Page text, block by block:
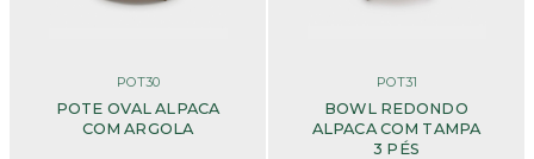
POT30
POTE OVAL ALPACA
COM ARGOLA
POT31
BOWL REDONDO
ALPACA COM TAMPA
3 PÉS